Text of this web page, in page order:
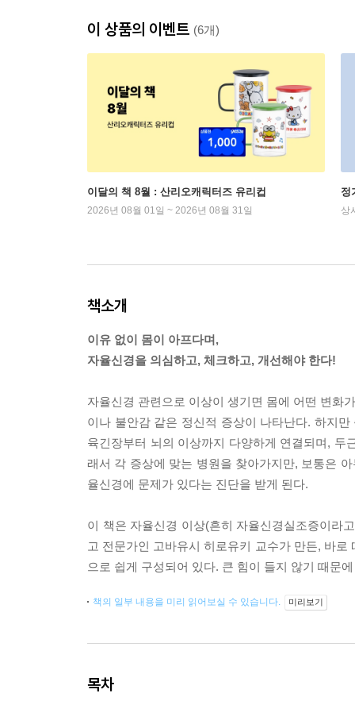
이 상품의 이벤트 (6개)
이달의 책 8월 : 산리오캐릭터즈 유리컵
2026년 08월 01일 ~ 2026년 08월 31일
정
상
책소개
이유 없이 몸이 아프다며,
자율신경을 의심하고, 체크하고, 개선해야 한다!
자율신경 관련으로 이상이 생기면 몸에 어떤 변화
이나 불안감 같은 정신적 증상이 나타난다. 하지
육긴장부터 뇌의 이상까지 다양하게 연결되며,
래서 각 증상에 맞는 병원을 찾아가지만, 보통은
율신경에 문제가 있다는 진단을 받게 된다.
이 책은 자율신경 이상(흔히 자율신경실조증이라
고 전문가인 고바유시 히로유키 교수가 만든, 바
으로 쉽게 구성되어 있다. 큰 힘이 들지 않기 때문
책의 일부 내용을 미리 읽어보실 수 있습니다. 미리보기
목차